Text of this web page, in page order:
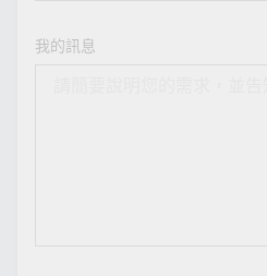
我的訊息